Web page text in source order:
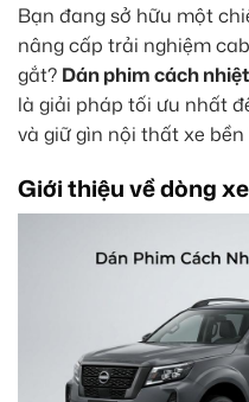
Bạn đang sở hữu một
nâng cấp trải nghiệm
gắt? Dán phim cách
là giải pháp tối ưu nhất
và giữ gìn nội thất xe
Giới thiệu về dòng